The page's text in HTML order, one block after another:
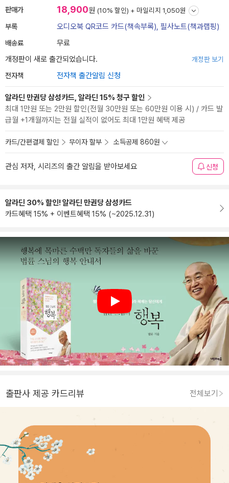
판매가 18,900원 (10% 할인) + 마일리지 1,050원
부록 오디오북 QR코드 카드(책속부록), 필사노트(책과랩핑)
배송료
무료
개정판이 새로 출간되었습니다.
개정판 보기
전자책 전자책 출간알림 신청
알라딘 만권당 삼성카드, 알라딘 15% 청구 할인
최대 1만원 또는 2만원 할인(전월 30만원 또는 60만원 이용 시) / 카드 발
급월 +1개월까지는 전월 실적이 없어도 최대 1만원 혜택 제공
카드/간편결제 할인 무이자 할부 소득공제 860원
관심 저자, 시리즈의 출간 알림을 받아보세요 신청
알라딘 30% 할인! 알라딘 만권당 삼성카드
카드혜택 15% + 이벤트혜택 15% (~2025.12.31)
Play
출판사 제공 카드리뷰 전체보기